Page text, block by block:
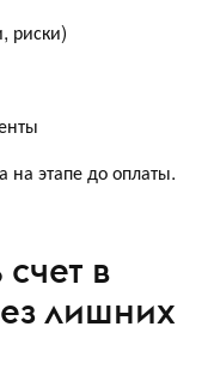
риски)
этапе до оплаты.
в
лишних